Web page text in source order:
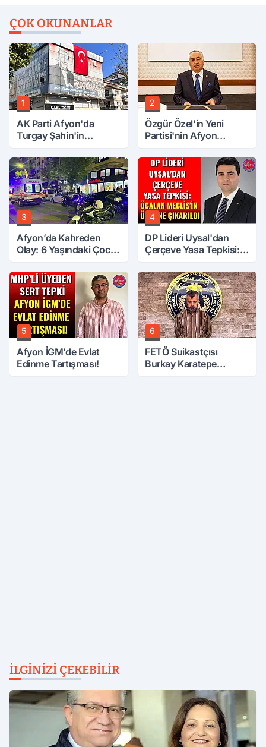
ÇOK OKUNANLAR
1
AK Parti Afyon'da
Turgay Şahin'in
2
Özgür Özel'in Yeni
Partisi'nin Afyon
3
Afyon’da Kahreden
Olay: 6 Yaşındaki Çocuk
4
DP Lideri Uysal'dan
Çerçeve Yasa Tepkisi:
Üzerine Çıkarıldı
5
Afyon İGM’de Evlat
Edinme Tartışması!
6
FETÖ Suikastçısı
Burkay Karatepe
İLGINIZI ÇEKEBILIR